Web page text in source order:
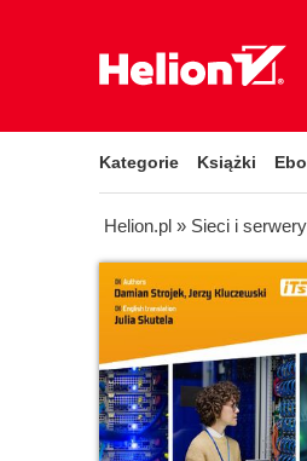
Kategorie Książki
Helion.pl » Sieci i serwery